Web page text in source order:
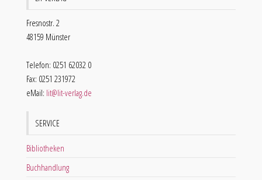
Fresnostr. 2
48159 Münster
Telefon: 0251 62032 0
Fax: 0251 231972
eMail: lit@lit-verlag.de
SERVICE
Bibliotheken
Buchhandlung